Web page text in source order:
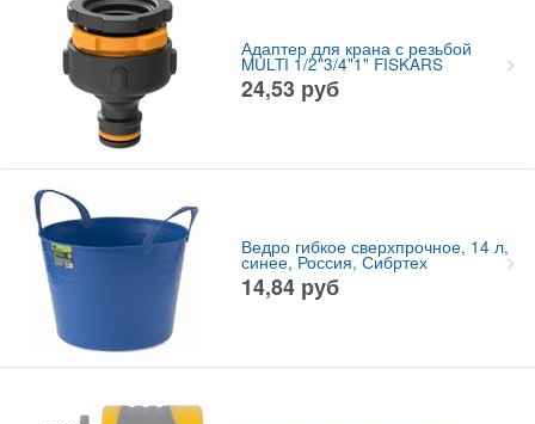
Адаптер для крана с резьбой
MULTI 1/2"3/4"1" FISKARS
24,53 руб
Ведро гибкое сверхпрочное, 14 л,
синее, Россия, Сибртех
14,84 руб